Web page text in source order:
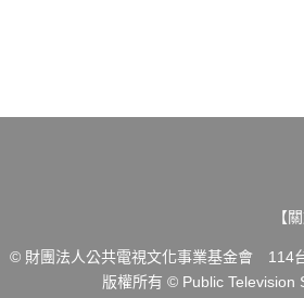
【
© 財團法人公共電視文化事業基金會 114
版權所有 © Public Television